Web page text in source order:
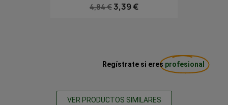
4,84 € 3,39 €
Regístrate si eres profesional
VER PRODUCTOS SIMILARES